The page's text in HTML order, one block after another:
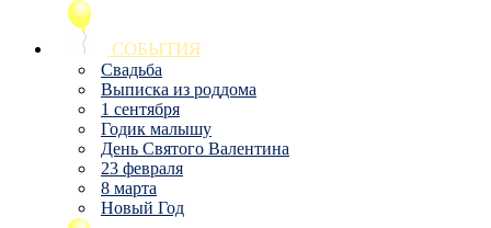
СОБЫТИЯ
Свадьба
Выписка из роддома
1 сентября
Годик малышу
День Святого Валентина
23 февраля
8 марта
Новый Год